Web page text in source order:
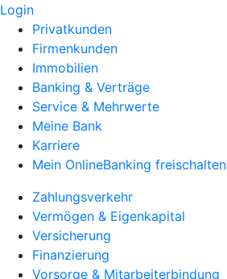
Login
Privatkunden
Firmenkunden
Immobilien
Banking & Verträge
Service & Mehrwerte
Meine Bank
Karriere
Mein OnlineBanking freischalten
Zahlungsverkehr
Vermögen & Eigenkapital
Versicherung
Finanzierung
Vorsorge & Mitarbeiterbindung